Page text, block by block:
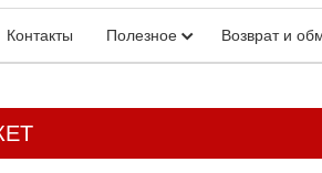
Контакты Полезное Возврат и